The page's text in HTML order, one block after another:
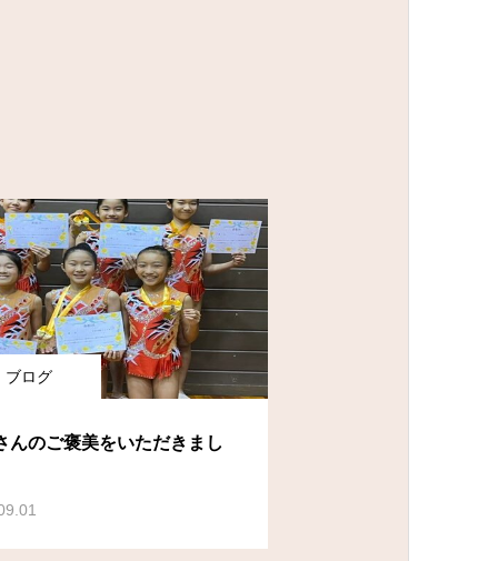
ブログ
んのご褒美をいただきまし